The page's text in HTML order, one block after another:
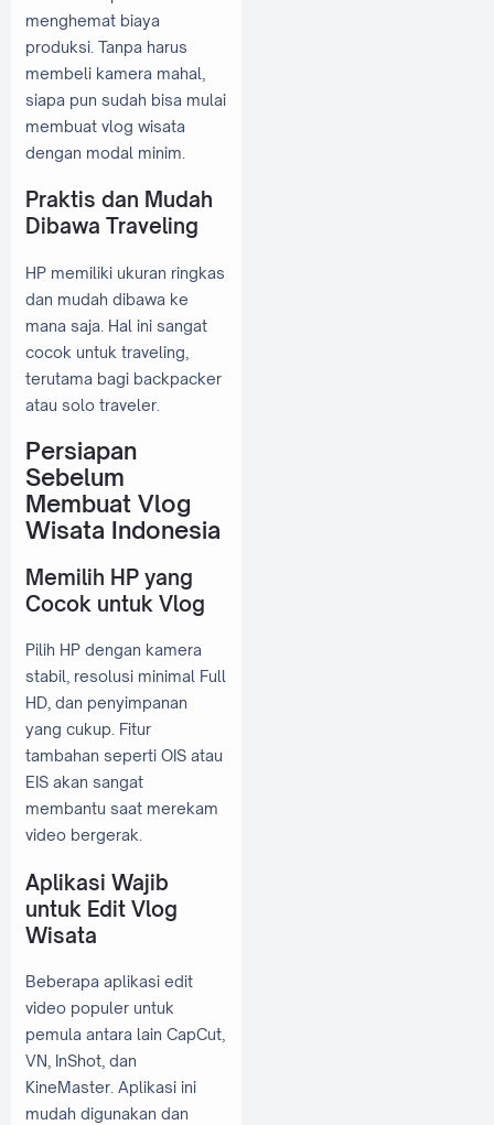
menghemat biaya
produksi. Tanpa harus
membeli kamera mahal,
siapa pun sudah bisa mulai
membuat vlog wisata
dengan modal minim.
Praktis dan Mudah
Dibawa Traveling
HP memiliki ukuran ringkas
dan mudah dibawa ke
mana saja. Hal ini sangat
cocok untuk traveling,
terutama bagi backpacker
atau solo traveler.
Persiapan
Sebelum
Membuat Vlog
Wisata Indonesia
Memilih HP yang
Cocok untuk Vlog
Pilih HP dengan kamera
stabil, resolusi minimal Full
HD, dan penyimpanan
yang cukup. Fitur
tambahan seperti OIS atau
EIS akan sangat
membantu saat merekam
video bergerak.
Aplikasi Wajib
untuk Edit Vlog
Wisata
Beberapa aplikasi edit
video populer untuk
pemula antara lain CapCut,
VN, InShot, dan
KineMaster. Aplikasi ini
mudah digunakan dan